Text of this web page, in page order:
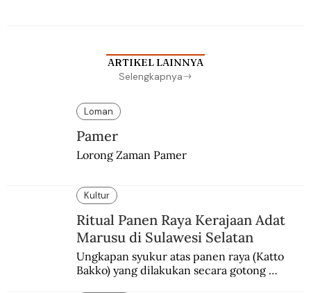
ARTIKEL LAINNYA
Selengkapnya
Loman
Pamer
Lorong Zaman Pamer
Kultur
Ritual Panen Raya Kerajaan Adat
Marusu di Sulawesi Selatan
Ungkapan syukur atas panen raya (Katto
Bakko) yang dilakukan secara gotong